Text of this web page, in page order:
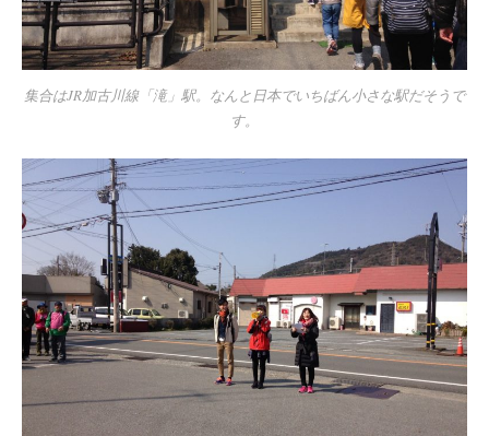
集合はJR加古川線「滝」駅。なんと日本でいちばん小さな駅だそうで
す。